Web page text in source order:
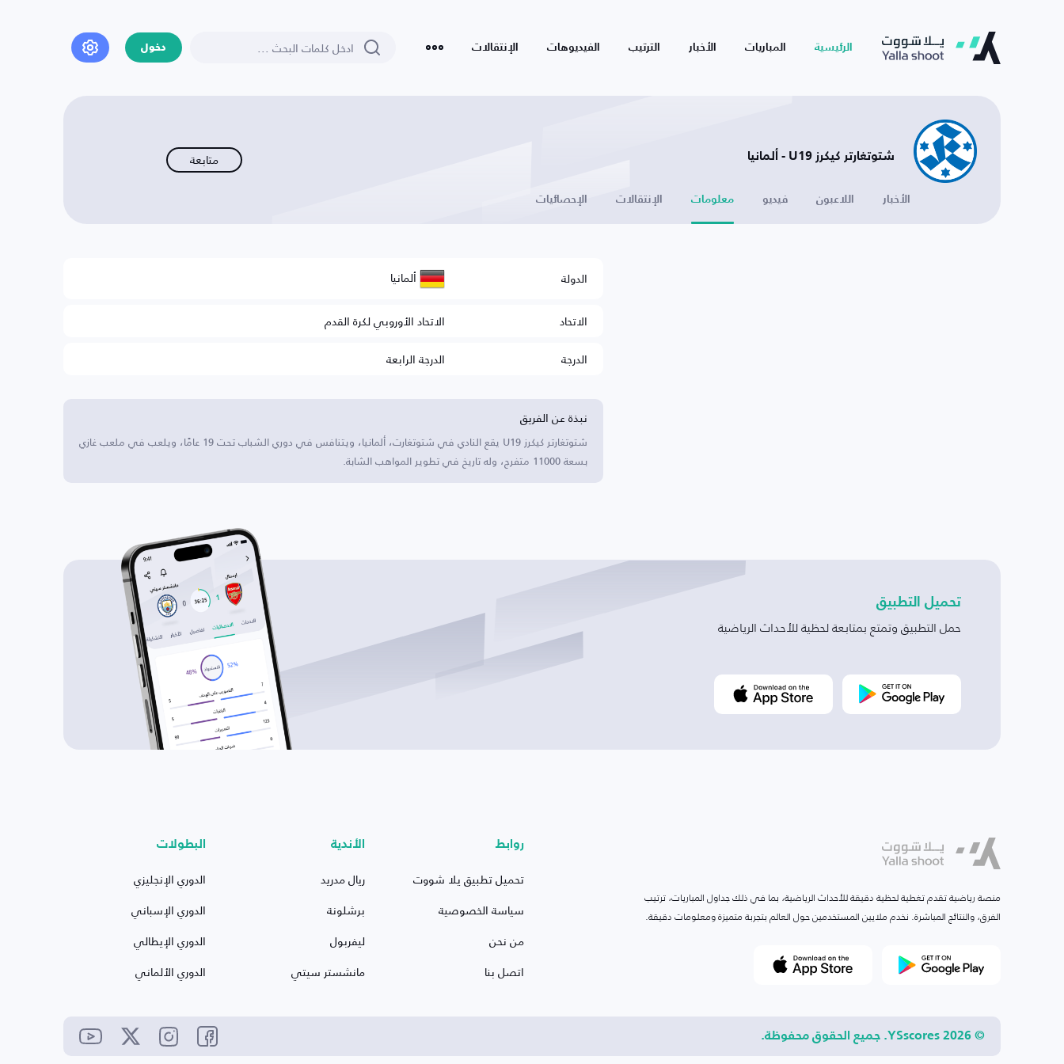
الرئيسية المباريات الأخبار الترتيب الفيديوهات الإنتقالات دخول
شتوتغارتر كيكرز U19 - ألمانيا متابعة
الأخبار اللاعبون فيديو معلومات الإنتقالات الإحصائيات
الدولة ألمانيا
الاتحاد
الاتحاد الأوروبي لكرة القدم
الدرجة
الدرجة الرابعة
نبذة عن الفريق
شتوتغارتر كيكرز U19 يقع النادي في شتوتغارت، ألمانيا، ويتنافس في دوري الشباب تحت 19 عامًا، ويلعب في ملعب غازي
بسعة 11000 متفرج، وله تاريخ في تطوير المواهب الشابة.
تحميل التطبيق
حمل التطبيق وتمتع بمتابعة لحظية للأحداث الرياضية
منصة رياضية تقدم تغطية لحظية دقيقة للأحداث الرياضية، بما في ذلك جداول المباريات، ترتيب
الفرق، والنتائج المباشرة. نخدم ملايين المستخدمين حول العالم بتجربة متميزة ومعلومات دقيقة.
روابط
تحميل تطبيق يلا شووت
سياسة الخصوصية
من نحن
اتصل بنا
الأندية
ريال مدريد
برشلونة
ليفربول
مانشستر سيتي
البطولات
الدوري الإنجليزي
الدوري الإسباني
الدوري الإيطالي
الدوري الألماني
© 2026 YSscores. جميع الحقوق محفوظة.